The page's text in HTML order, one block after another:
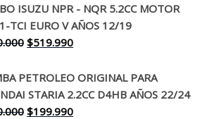
original
era:
$130.000.
actual
es:
$94.990.
ISUZU NPR - NQR 5.2CC MOTOR
TCI EURO V AÑOS 12/19
El
original
era:
$650.000.
$519.990El
actual
es:
$519.990.
PETROLEO ORIGINAL PARA
STARIA 2.2CC D4HB AÑOS 22/24
El
$199.990El